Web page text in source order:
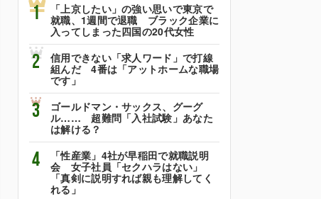
1
「上京したい」の強い思いで東京で
就職、1週間で退職 ブラック企業に
入ってしまった四国の20代女性
2
信用できない「求人ワード」で打線
組んだ 4番は「アットホームな職場
です」
3
ゴールドマン・サックス、グーグ
ル…… 超難問「入社試験」あなた
は解ける？
4
「性産業」4社が早稲田で就職説明
会 女子社員「セクハラはない」
「真剣に説明すれば親も理解してく
れる」